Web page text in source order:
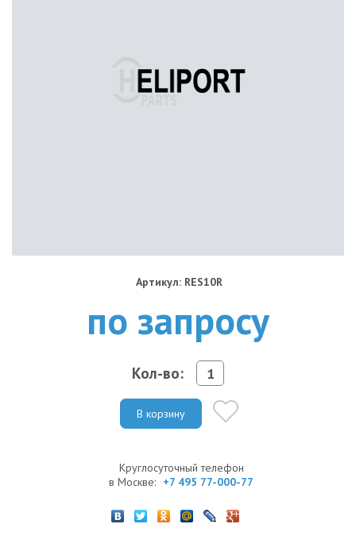
Артикул: RES10R
по запросу
Кол-во:
В корзину
Круглосуточный телефон
в Москве: +7 495 77-000-77